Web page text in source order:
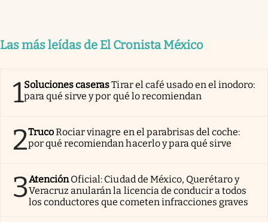
Las más leídas de El Cronista México
1Soluciones caserasTirar el café usado en el inodoro:
para qué sirve y por qué lo recomiendan
2TrucoRociar vinagre en el parabrisas del coche:
por qué recomiendan hacerlo y para qué sirve
3AtenciónOficial: Ciudad de México, Querétaro y
Veracruz anularán la licencia de conducir a todos
los conductores que cometen infracciones graves